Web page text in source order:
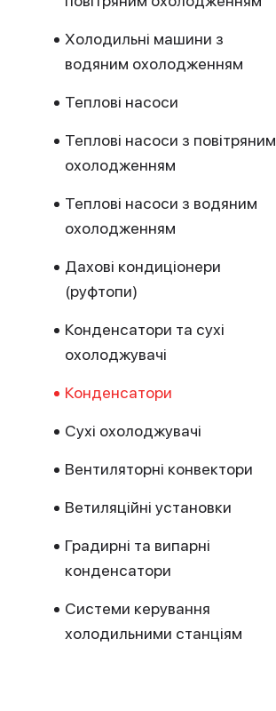
Холодильні машини з
водяним охолодженням
Теплові насоси
Теплові насоси з повітряним
охолодженням
Теплові насоси з водяним
охолодженням
Дахові кондиціонери
(руфтопи)
Конденсатори та сухі
охолоджувачі
Конденсатори
Сухі охолоджувачі
Вентиляторні конвектори
Ветиляційні установки
Градирні та випарні
конденсатори
Системи керування
холодильними станціям